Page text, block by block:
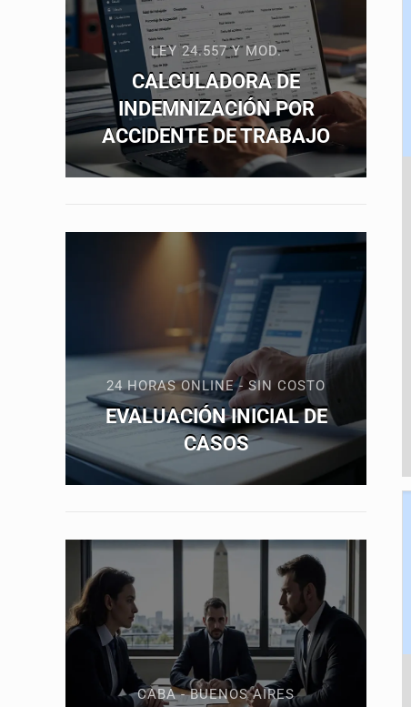
LEY 24.557 Y MOD.
CALCULADORA DE
INDEMNIZACIÓN POR
ACCIDENTE DE TRABAJO
24 HORAS ONLINE - SIN COSTO
EVALUACIÓN INICIAL DE
CASOS
CABA - BUENOS AIRES